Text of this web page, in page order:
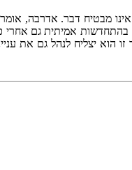
מבטיח דבר. אדרבה,
בהתחדשות אמיתית גם
יצליח לנהל גם את